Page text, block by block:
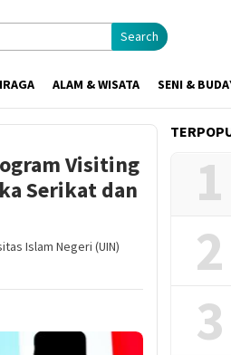
Search
ALAM & WISATA SENI &
Visiting
Serikat dan
Islam Negeri (UIN)
1
2
3